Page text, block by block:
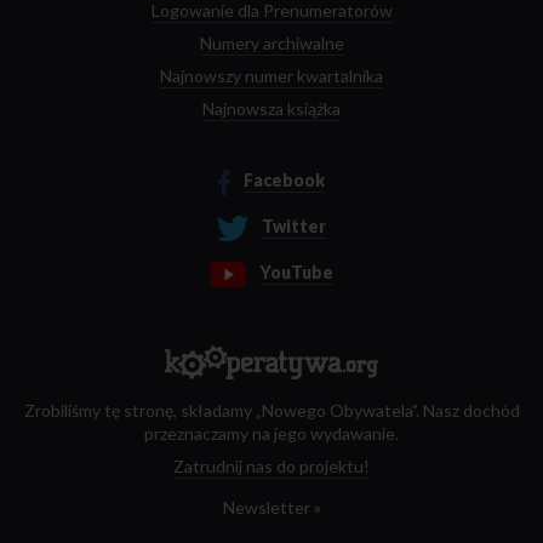
Logowanie dla Prenumeratorów
Numery archiwalne
Najnowszy numer kwartalnika
Najnowsza książka
Facebook
Twitter
YouTube
Zrobiliśmy tę stronę, składamy „Nowego Obywatela”. Nasz dochód
przeznaczamy na jego wydawanie.
Zatrudnij nas do projektu!
Newsletter »